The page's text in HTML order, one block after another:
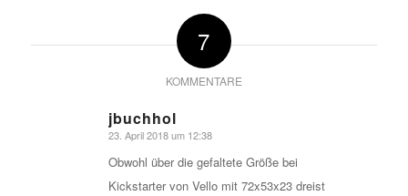
7
KOMMENTARE
jbuchhol
sagte:
23. April 2018 um 12:38
Obwohl über die gefaltete Größe bei
Kickstarter von Vello mit 72x53x23 dreist